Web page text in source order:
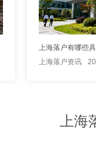
上海落户资讯
上